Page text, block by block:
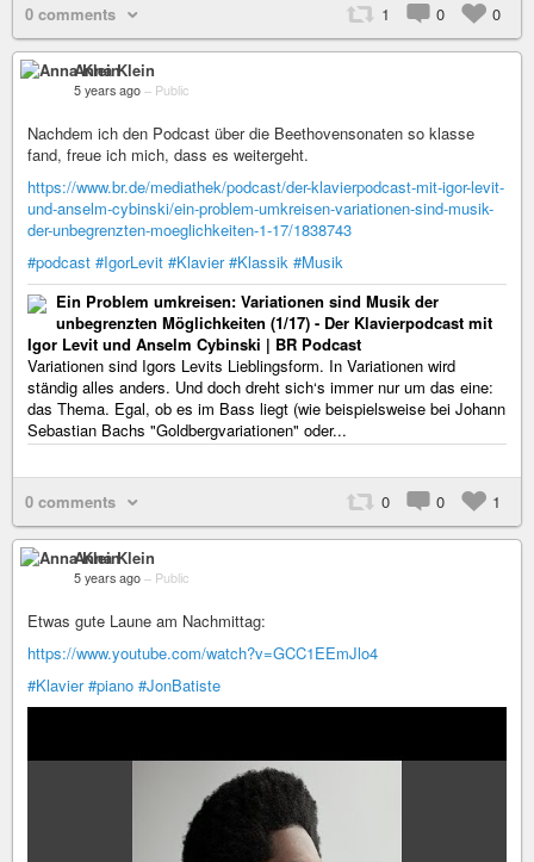
0 comments 1 0 0
Anna Klein
5 years ago – Public
Nachdem ich den Podcast über die Beethovensonaten so klasse
fand, freue ich mich, dass es weitergeht.
https://www.br.de/mediathek/podcast/der-klavierpodcast-mit-igor-levit-
und-anselm-cybinski/ein-problem-umkreisen-variationen-sind-musik-
der-unbegrenzten-moeglichkeiten-1-17/1838743
#podcast #IgorLevit #Klavier #Klassik #Musik
Ein Problem umkreisen: Variationen sind Musik der
unbegrenzten Möglichkeiten (1/17) - Der Klavierpodcast mit
Igor Levit und Anselm Cybinski | BR Podcast
Variationen sind Igors Levits Lieblingsform. In Variationen wird
ständig alles anders. Und doch dreht sich‘s immer nur um das eine:
das Thema. Egal, ob es im Bass liegt (wie beispielsweise bei Johann
Sebastian Bachs "Goldbergvariationen" oder...
0 comments 0 0 1
Anna Klein
5 years ago – Public
Etwas gute Laune am Nachmittag:
https://www.youtube.com/watch?v=GCC1EEmJlo4
#Klavier #piano #JonBatiste